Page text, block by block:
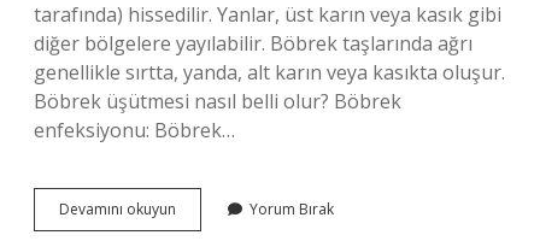
tarafında) hissedilir. Yanlar, üst karın veya kasık gibi
diğer bölgelere yayılabilir. Böbrek taşlarında ağrı
genellikle sırtta, yanda, alt karın veya kasıkta oluşur.
Böbrek üşütmesi nasıl belli olur? Böbrek
enfeksiyonu: Böbrek…
Devamını okuyun
Ağrısı
Yorum Bırak